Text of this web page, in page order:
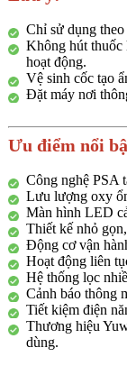
Lưu ý:
Chỉ sử dụng
Không hút thuốc
Vệ sinh cốc tạo
Đặt máy nơi
Ưu điểm nổi
Công nghệ PSA
Lưu lượng oxy
Màn hình LED
Thiết kế nhỏ
Động cơ vận